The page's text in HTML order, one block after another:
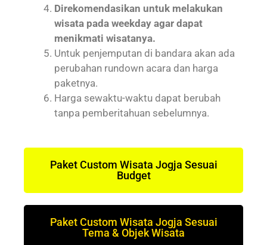
Direkomendasikan untuk melakukan
wisata pada weekday agar dapat
menikmati wisatanya.
Untuk penjemputan di bandara akan ada
perubahan rundown acara dan harga
paketnya.
Harga sewaktu-waktu dapat berubah
tanpa pemberitahuan sebelumnya.
Paket Custom Wisata Jogja Sesuai
Budget
Paket Custom Wisata Jogja Sesuai
Tema & Objek Wisata